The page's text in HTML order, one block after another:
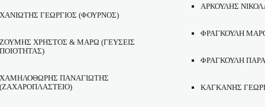
ΧΑΝΙΩΤΗΣ ΓΕΩΡΓΙΟΣ (ΦΟΥΡΝΟΣ)
ΖΟΥΜΗΣ ΧΡΗΣΤΟΣ & ΜΑΡΩ (ΓΕΥΣΕΙΣ
ΠΟΙΟΤΗΤΑΣ)
ΧΑΜΗΛΟΘΩΡΗΣ ΠΑΝΑΓΙΩΤΗΣ
(ΖΑΧΑΡΟΠΛΑΣΤΕΙΟ)
ΑΡΚΟΥΛΗΣ
ΦΡΑΓΚΟΥΛΗ
ΦΡΑΓΚΟΥΛΗ
ΚΑΓΚΑΝΗΣ